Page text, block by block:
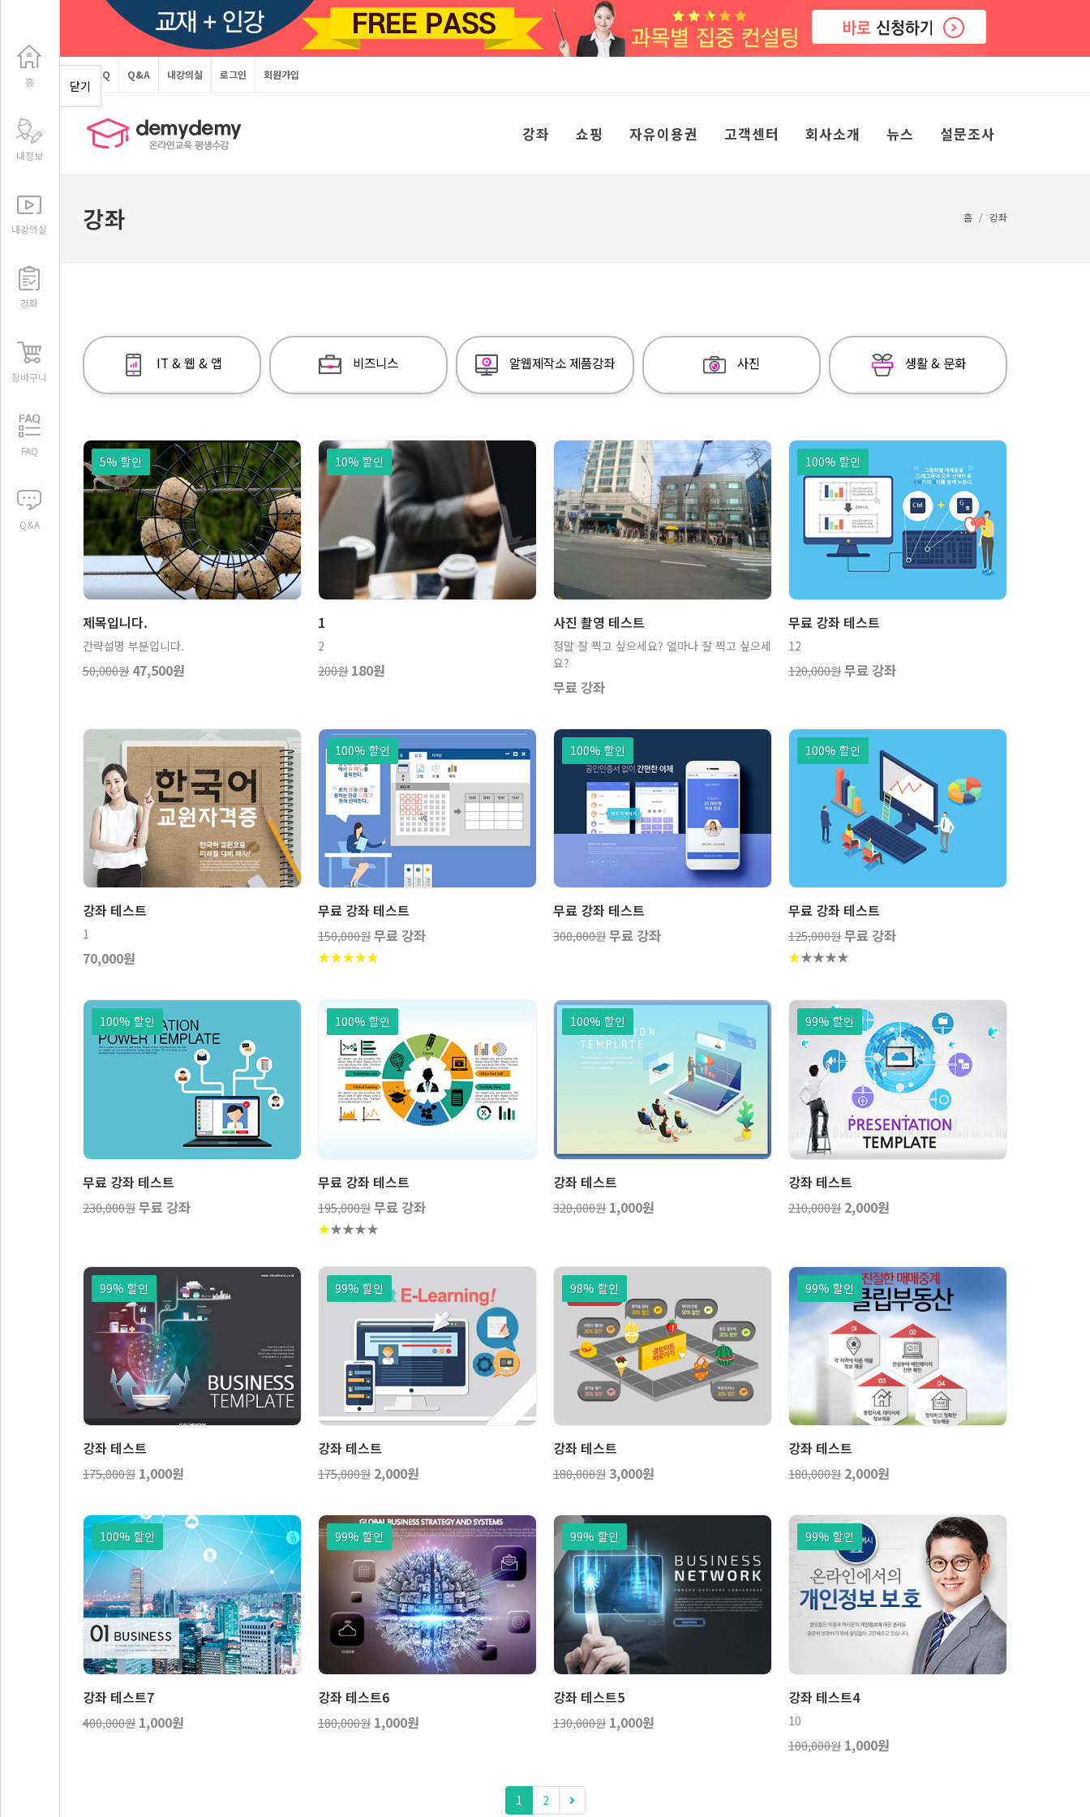
FAQ Q&A 내강의실 로그인 회원가입
강좌 쇼핑 자유이용권 고객센터 회사소개 뉴스 설문조사
강좌 홈 강좌
IT & 웹 & 앱 비즈니스 알웹제작소 제품강좌 사진 생활 & 문화
5% 할인
보기
제목입니다.
간략설명 부분입니다.
50,000원 47,500원
10% 할인
1
2
200원 180원
보기
사진 촬영 테스트
정말 잘 찍고 싶으세요? 얼마나 잘 찍고 싶으세
요?
무료 강좌
100% 할인
보기
무료 강좌 테스트
12
120,000원무료 강좌
보기
강좌 테스트
1
70,000원
100% 할인
보기
무료 강좌 테스트
150,000원무료 강좌
★★★★★
100% 할인
보기
무료 강좌 테스트
300,000원무료 강좌
100% 할인
보기
무료 강좌 테스트
125,000원무료 강좌
★★★★★
100% 할인
보기
무료 강좌 테스트
230,000원무료 강좌
100% 할인
보기
무료 강좌 테스트
195,000원무료 강좌
★★★★★
100% 할인
보기
강좌 테스트
320,000원 1,000원
99% 할인
보기
강좌 테스트
210,000원 2,000원
99% 할인
보기
강좌 테스트
175,000원 1,000원
99% 할인
보기
강좌 테스트
175,000원 2,000원
98% 할인
보기
강좌 테스트
180,000원3,000원
99% 할인
보기
강좌 테스트
180,000원 2,000원
100% 할인
보기
강좌 테스트7
400,000원 1,000원
99% 할인
보기
강좌 테스트6
180,000원 1,000원
99% 할인
보기
강좌 테스트5
130,000원 1,000원
99% 할인
보기
강좌 테스트4
10
100,000원 1,000원
1 2
홈
내정보
내강의실
강좌
장바구니
FAQ
Q&A
닫기